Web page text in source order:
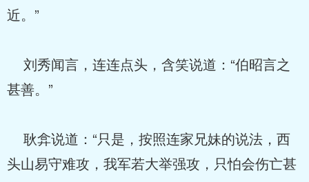
近。”
刘秀闻言，连连点头，含笑说道：“伯昭言之
甚善。”
耿弇说道：“只是，按照连家兄妹的说法，西
头山易守难攻，我军若大举强攻，只怕会伤亡甚